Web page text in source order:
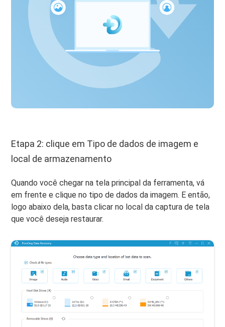
Etapa 2: clique em Tipo de dados de imagem e
local de armazenamento
Quando você chegar na tela principal da ferramenta, vá
em frente e clique no tipo de dados da imagem. E então,
logo abaixo dela, basta clicar no local da captura de tela
que você deseja restaurar.